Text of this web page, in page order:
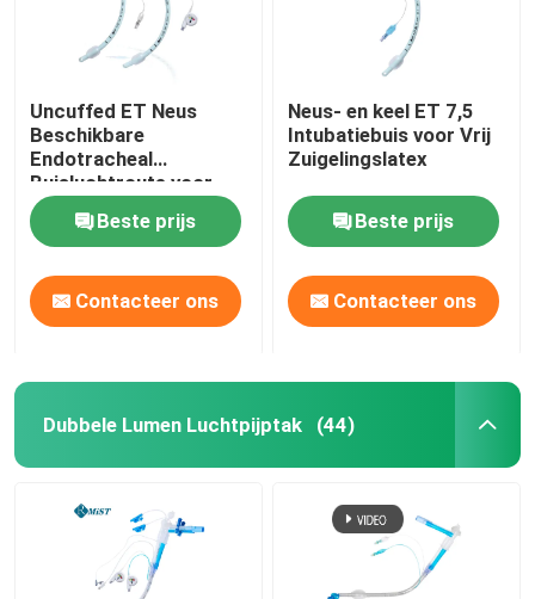
Uncuffed ET Neus
Beschikbare
Endotracheal
Buisluchtroute voor
Chirurgische OEM
Beste prijs
Contacteer ons
Neus- en keel ET 7,5
Intubatiebuis voor Vrij
Zuigelingslatex
Beste prijs
Contacteer ons
Dubbele Lumen Luchtpijptak (44)